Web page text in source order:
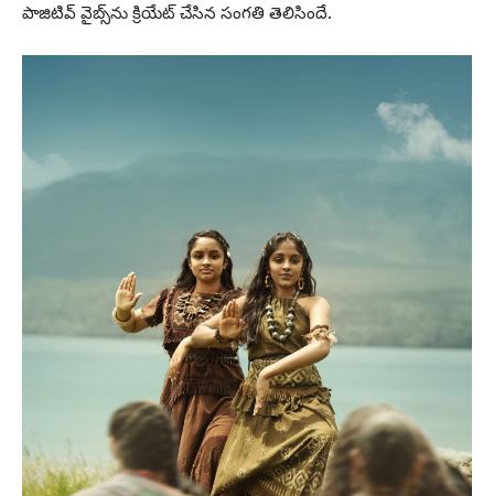
పాజిటివ్ వైబ్స్‌ను క్రియేట్ చేసిన సంగతి తెలిసిందే.